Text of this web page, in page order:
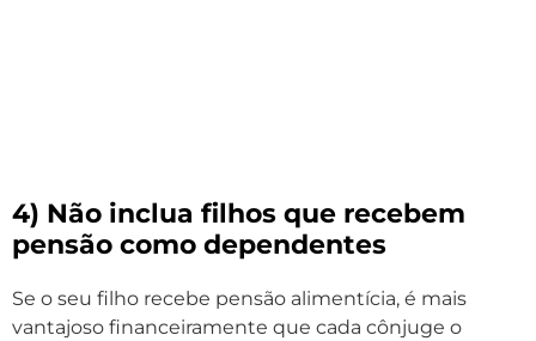
4) Não inclua filhos que recebem
pensão como dependentes
Se o seu filho recebe pensão alimentícia, é mais
vantajoso financeiramente que cada cônjuge o